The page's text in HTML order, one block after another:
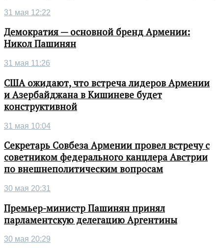
31 мая 12:22
Демократия — основной бренд Армении:
Никол Пашинян
31 мая 11:26
США ожидают, что встреча лидеров Армении
и Азербайджана в Кишиневе будет
конструктивной
31 мая 10:04
Секретарь Совбеза Армении провел встречу с
советником федерального канцлера Австрии
по внешнеполитическим вопросам
30 мая 20:31
Премьер-министр Пашинян принял
парламентскую делегацию Аргентины
30 мая 20:29